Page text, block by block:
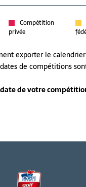
Compétition
privée
exporter le
de compétitions
de votre